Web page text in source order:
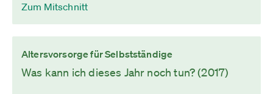
Zum Mitschnitt
Altersvorsorge für Selbstständige
Was kann ich dieses Jahr noch tun? (2017)